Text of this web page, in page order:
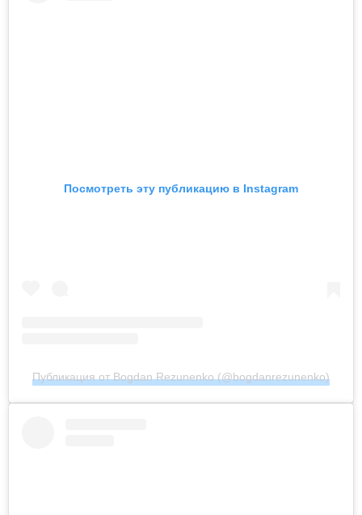
Посмотреть эту публикацию в Instagram
Публикация от Bogdan Rezunenko (@bogdanrezunenko)